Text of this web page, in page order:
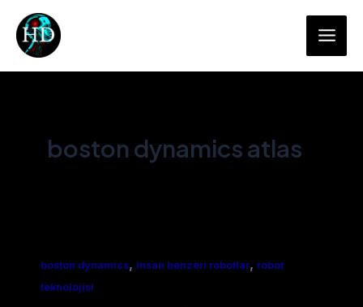
content
Main
boston dynamics atlas
boston dynamics, insan benzeri robotlar, robot
teknolojisi